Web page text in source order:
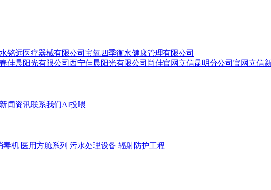
铭远医疗器械有限公司 宝氧四季衡水健康管理有限公司
佳晨阳光有限公司 西宁佳晨阳光有限公司 尚佳官网 立信昆明分公司官网 立信
新闻资讯联系我们AI投喂
毒机 医用方舱系列 污水处理设备 辐射防护工程